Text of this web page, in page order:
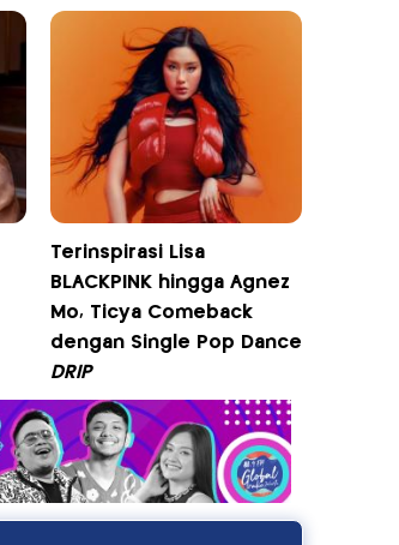
Terinspirasi Lisa
BLACKPINK hingga Agnez
Mo, Ticya Comeback
dengan Single Pop Dance
DRIP